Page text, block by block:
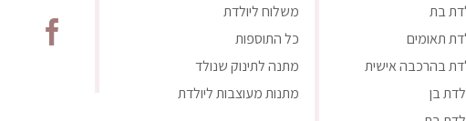
בת
תאומים
בהרכבה אישית
בן
משלוח ליולדת
כל התוספות
מתנה לתינוק שנולד
מתנות מעוצבות ליולדת